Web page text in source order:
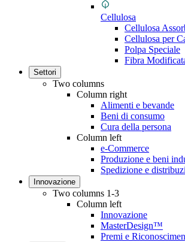
Cellulosa
Cellulosa
Cellulosa per
Polpa Speciale
Fibra
Settori
Two columns
Column right
Alimenti e bevande
Beni di consumo
Cura della persona
Column left
e-Commerce
Produzione e beni
Spedizione e
Innovazione
Two columns 1-3
Column left
Innovazione
MasterDesign™
Premi e